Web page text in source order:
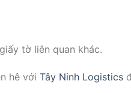
tờ liên quan khác.
hê với Tây Ninh Logistics